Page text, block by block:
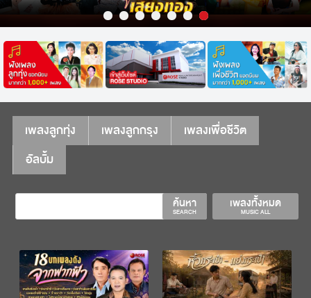
เพลงลูกทุ่ง เพลงลูกกรุง
เพลงเพื่อชีวิต
อัลบั้ม
เพลงทั้งหมด
MUSIC ALL
ค้นหา
SEARCH